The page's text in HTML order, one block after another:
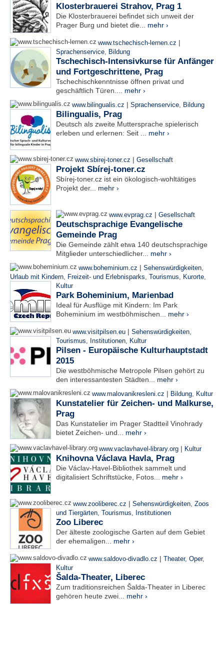
Klosterbrauerei Strahov, Prag 1
Die Klosterbrauerei befindet sich unweit der
Prager Burg und bietet die... mehr ›
www.tschechisch-lernen.cz |
Sprachenservice, Bildung
Tschechisch-Intensivkurse für Anfänger
und Fortgeschrittene, Prag
Tschechischkenntnisse öffnen privat und
geschäftlich Türen.... mehr ›
www.bilingualis.cz | Sprachenservice, Bildung
Bilingualis, Prag
Deutsch als zweite Muttersprache spielerisch
erleben und erlernen: Seit ... mehr ›
www.sbirej-toner.cz | Gesellschaft
Projekt Sbírej-toner.cz
Sbírej-toner.cz ist ein ökologisch-wohltätiges
Projekt der... mehr ›
www.evprag.cz | Gesellschaft
Deutschsprachige Evangelische
Gemeinde Prag
Die Gemeinde zählt etwa 140 deutschsprachige
Mitglieder unterschiedlicher... mehr ›
www.boheminium.cz | Sehenswürdigkeiten,
Urlaub mit Kindern, Freizeit- und Erlebnisparks, Tourismus, Kurorte,
Kultur
Park Boheminium, Marienbad
Ideal für Ausflüge mit Kindern: Im Park
Boheminium im westböhmischen... mehr ›
www.visitpilsen.eu | Sehenswürdigkeiten,
Tourismus, Institutionen, Kultur
Pilsen - Europäische Kulturhauptstadt
2015
Die westböhmische Metropole Pilsen gehört zu
den interessantesten Städten... mehr ›
www.malovanikresleni.cz | Bildung, Kultur
Kunstatelier für Zeichen- und Malkurse,
Prag
Das Kunstatelier im Prager Stadtteil Vinohrady
bietet Zeichen- und... mehr ›
www.vaclavhavel-library.org | Kultur
Knihovna Václava Havla, Prag
Die Václav-Havel-Bibliothek sammelt und
digitalisiert Schriftstücke, Fotos... mehr ›
www.zooliberec.cz | Sehenswürdigkeiten, Zoos
und Tiergärten, Tourismus, Institutionen
Zoo Liberec
Der älteste zoologische Garten auf dem Gebiet
der ehemaligen... mehr ›
www.saldovo-divadlo.cz | Theater, Oper,
Kultur
Šalda-Theater, Liberec
Zum traditionsreichen Šalda-Theater in Liberec
gehören heute zwei... mehr ›